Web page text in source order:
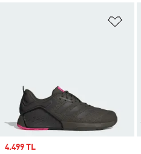
Sale price
4.499 TL